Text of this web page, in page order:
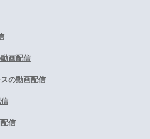
画配信
の動画配信
信